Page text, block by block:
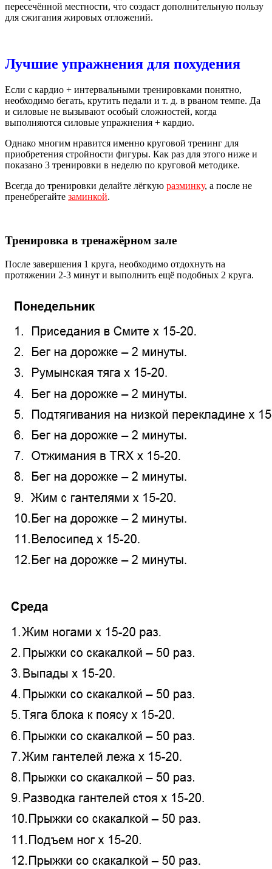
пересечённой местности, что создаст дополнительную пользу
для сжигания жировых отложений.
Лучшие упражнения для похудения
Если с кардио + интервальными тренировками понятно,
необходимо бегать, крутить педали и т. д. в рваном темпе. Да
и силовые не вызывают особый сложностей, когда
выполняются силовые упражнения + кардио.
Однако многим нравится именно круговой тренинг для
приобретения стройности фигуры. Как раз для этого ниже и
показано 3 тренировки в неделю по круговой методике.
Всегда до тренировки делайте лёгкую разминку, а после не
пренебрегайте заминкой.
Тренировка в тренажёрном зале
После завершения 1 круга, необходимо отдохнуть на
протяжении 2-3 минут и выполнить ещё подобных 2 круга.